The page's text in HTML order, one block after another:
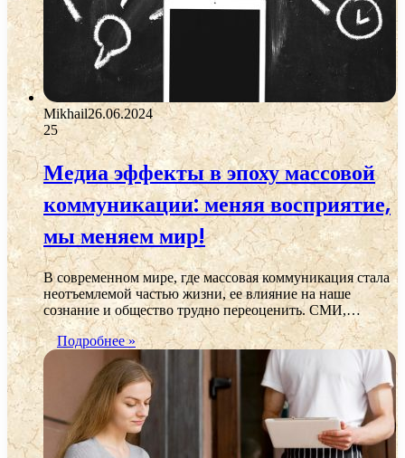
Mikhail26.06.2024
25
Медиа эффекты в эпоху массовой
коммуникации: меняя восприятие,
мы меняем мир!
В современном мире, где массовая коммуникация стала
неотъемлемой частью жизни, ее влияние на наше
сознание и общество трудно переоценить. СМИ,…
Подробнее »